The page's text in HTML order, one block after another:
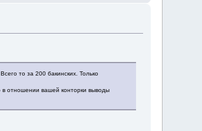
то за 200 бакинских. Только
в отношении вашей конторки выводы